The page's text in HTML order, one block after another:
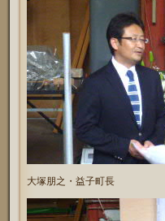
大塚朋之・益子町長